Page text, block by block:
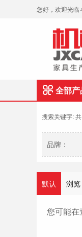
您好，欢迎光临
全部
搜索关键字:共
品牌：
默认 浏览
您可能在